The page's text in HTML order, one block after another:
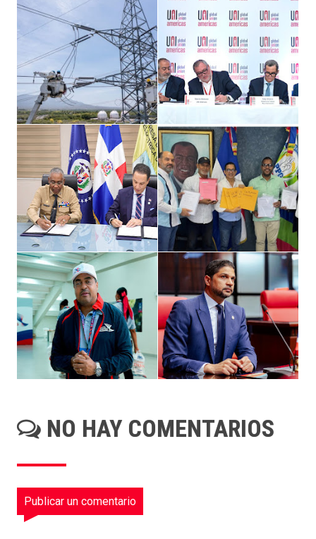
NO HAY COMENTARIOS
Publicar un comentario